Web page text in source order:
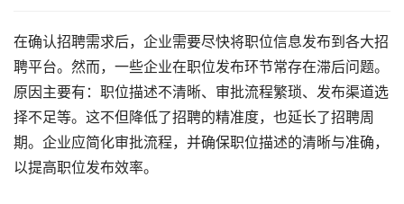
在确认招聘需求后，企业需要尽快将职位信息发布到各大招
聘平台。然而，一些企业在职位发布环节常存在滞后问题。
原因主要有：职位描述不清晰、审批流程繁琐、发布渠道选
择不足等。这不但降低了招聘的精准度，也延长了招聘周
期。企业应简化审批流程，并确保职位描述的清晰与准确，
以提高职位发布效率。